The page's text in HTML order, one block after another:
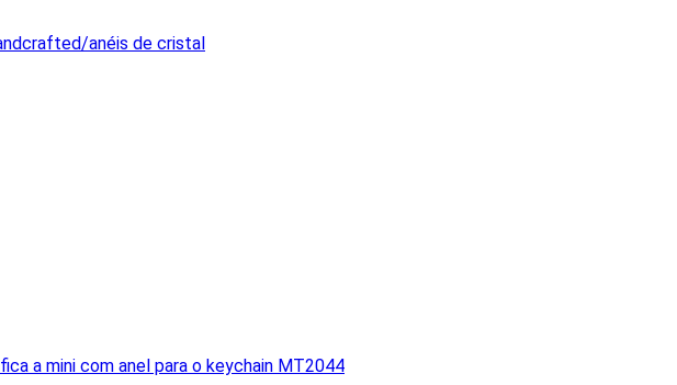
anéis de cristal
a mini com anel para o keychain MT2044